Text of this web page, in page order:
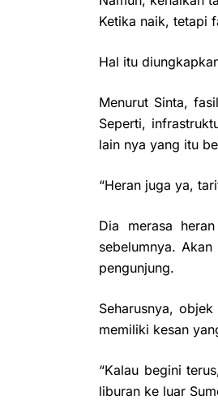
Ketika naik, tetapi
Hal itu
Menurut Sinta,
Seperti,
lain nya yang itu
“Heran juga ya,
Dia merasa
sebelumnya.
pengunjung.
Seharusnya,
memiliki kesan
“Kalau begini
liburan ke luar